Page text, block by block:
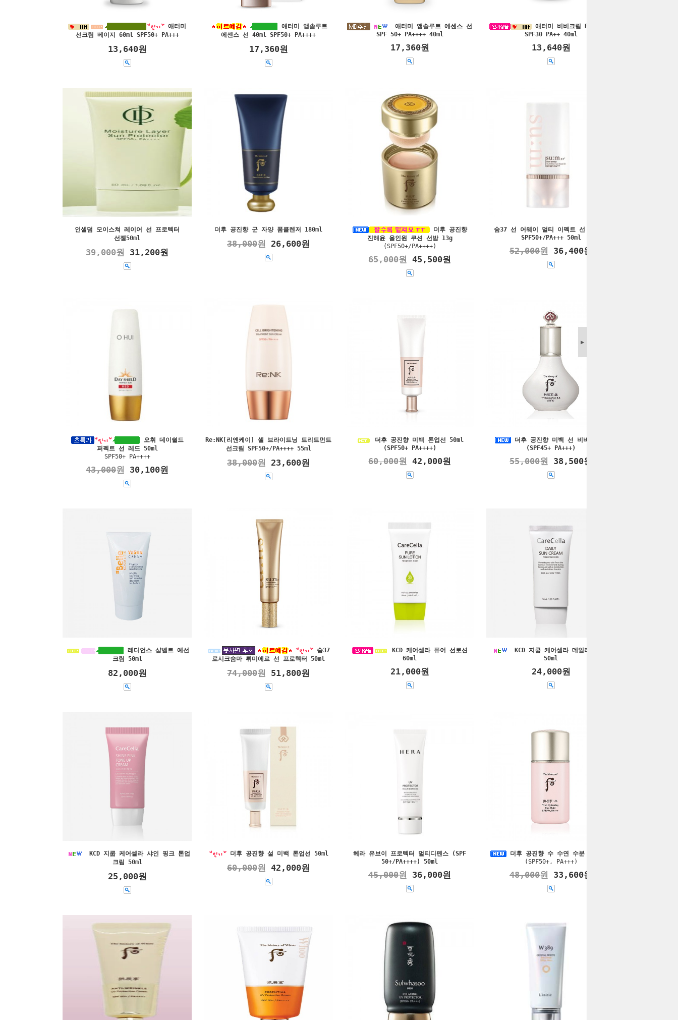
▶
애터미
선크림 베이지 60ml SPF50+ PA+++
13,640원
애터미 앱솔루트
에센스 선 40ml SPF50+ PA++++
17,360원
애터미 앱솔루트 에센스 선
SPF 50+ PA++++ 40ml
17,360원
애터미 비비크림 BB CREAM
SPF30 PA++ 40ml
13,640원
인셀덤 모이스쳐 레이어 선 프로텍터
선젤50ml
39,000원 31,200원
더후 공진향 군 자양 폼클렌저 180ml
38,000원 26,600원
더후 공진향
진해윤 올인원 쿠션 선밤 13g
(SPF50+/PA++++)
65,000원 45,500원
숨37 선 어웨이 멀티 이펙트 선 블럭AD
SPF50+/PA+++ 50ml
52,000원 36,400원
오휘 데이쉴드
퍼펙트 선 레드 50ml
SPF50+ PA++++
43,000원 30,100원
Re:NK[리엔케이] 셀 브라이트닝 트리트먼트
선크림 SPF50+/PA++++ 55ml
38,000원 23,600원
더후 공진향 미백 톤업선 50ml
(SPF50+ PA++++)
60,000원 42,000원
더후 공진향 미백 선 비비 40ml
(SPF45+ PA+++)
55,000원 38,500원
레디언스 샵벨르 예선
크림 50ml
82,000원
숨37
로시크숨마 뤼미에르 선 프로텍터 50ml
74,000원 51,800원
KCD 케어셀라 퓨어 선로션
60ml
21,000원
KCD 지쿱 케어셀라 데일리 선크림
50ml
24,000원
KCD 지쿱 케어셀라 샤인 핑크 톤업
크림 50ml
25,000원
더후 공진향 설 미백 톤업선 50ml
60,000원 42,000원
헤라 유브이 프로텍터 멀티디펜스 (SPF
50+/PA++++) 50ml
45,000원 36,000원
더후 공진향 수 수연 수분 선 60ml
(SPF50+, PA+++)
48,000원 33,600원